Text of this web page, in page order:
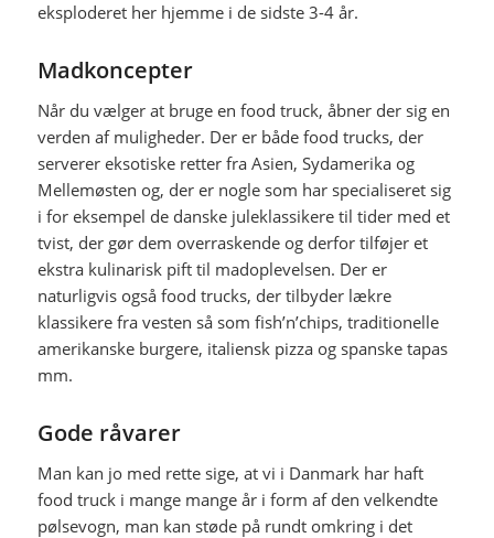
eksploderet her hjemme i de sidste 3-4 år.
Madkoncepter
Når du vælger at bruge en food truck, åbner der sig en
verden af muligheder. Der er både food trucks, der
serverer eksotiske retter fra Asien, Sydamerika og
Mellemøsten og, der er nogle som har specialiseret sig
i for eksempel de danske juleklassikere til tider med et
tvist, der gør dem overraskende og derfor tilføjer et
ekstra kulinarisk pift til madoplevelsen. Der er
naturligvis også food trucks, der tilbyder lækre
klassikere fra vesten så som fish’n’chips, traditionelle
amerikanske burgere, italiensk pizza og spanske tapas
mm.
Gode råvarer
Man kan jo med rette sige, at vi i Danmark har haft
food truck i mange mange år i form af den velkendte
pølsevogn, man kan støde på rundt omkring i det